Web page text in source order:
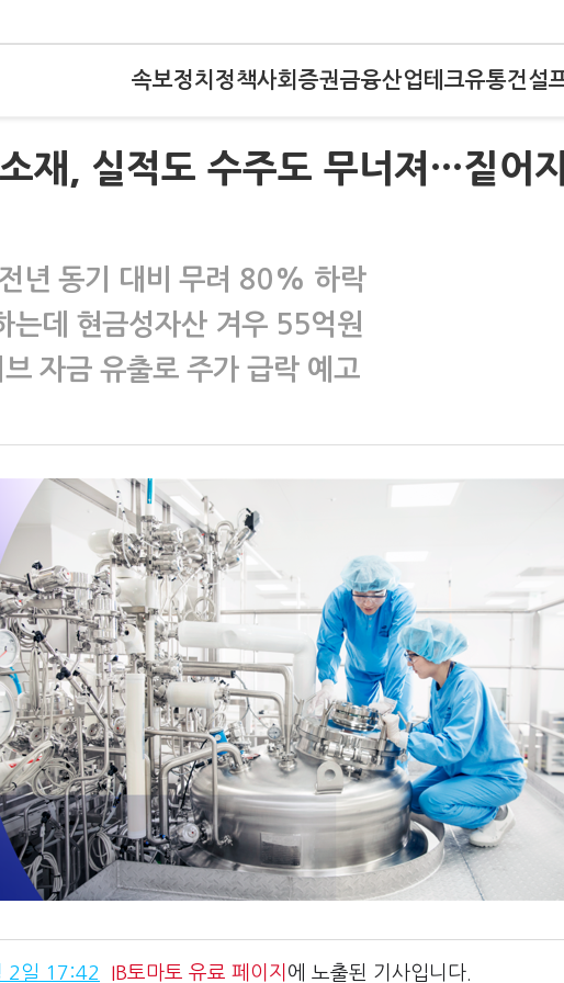
속보정치 정책사회 증권금융산업테크유통건설
재, 실적도 수주도 무너져…짙어
년 동기 대비 무려 80% 하락
데 현금성자산 겨우 55억원
자금 유출로 주가 급락 예고
2일 17:42 IB토마토 유료 페이지 에 노출된 기사입니다.